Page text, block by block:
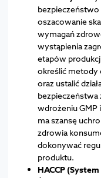
oszacowanie
wymagań
wystąpienia
etapów
określić metody
oraz ustalić
wdrożeniu GMP
ma szansę
zdrowia
dokonywać
produktu.
HACCP